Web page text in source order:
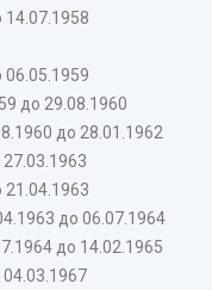
до 29.08.1960
до 28.01.1962
до 06.07.1964
до 14.02.1965